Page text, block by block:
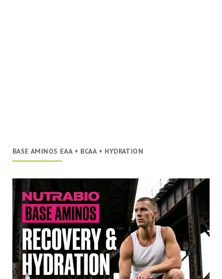
BASE AMINOS EAA + BCAA + HYDRATION